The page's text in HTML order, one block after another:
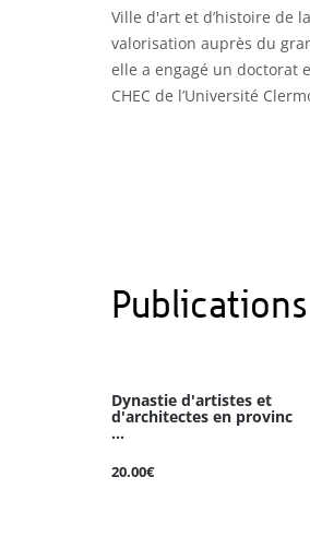
Ville d'art et d’histoire de
valorisation auprès du
elle a engagé un doctorat
CHEC de l’Université
Publications
Dynastie d'artistes et
d'architectes en provinc
...
20.00€